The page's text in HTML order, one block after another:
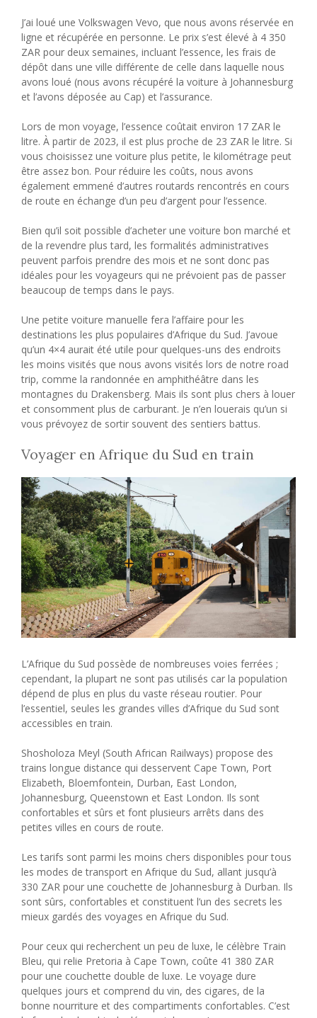
J’ai loué une Volkswagen Vevo, que nous avons réservée en
ligne et récupérée en personne. Le prix s’est élevé à 4 350
ZAR pour deux semaines, incluant l’essence, les frais de
dépôt dans une ville différente de celle dans laquelle nous
avons loué (nous avons récupéré la voiture à Johannesburg
et l’avons déposée au Cap) et l’assurance.
Lors de mon voyage, l’essence coûtait environ 17 ZAR le
litre. À partir de 2023, il est plus proche de 23 ZAR le litre. Si
vous choisissez une voiture plus petite, le kilométrage peut
être assez bon. Pour réduire les coûts, nous avons
également emmené d’autres routards rencontrés en cours
de route en échange d’un peu d’argent pour l’essence.
Bien qu’il soit possible d’acheter une voiture bon marché et
de la revendre plus tard, les formalités administratives
peuvent parfois prendre des mois et ne sont donc pas
idéales pour les voyageurs qui ne prévoient pas de passer
beaucoup de temps dans le pays.
Une petite voiture manuelle fera l’affaire pour les
destinations les plus populaires d’Afrique du Sud. J’avoue
qu’un 4×4 aurait été utile pour quelques-uns des endroits
les moins visités que nous avons visités lors de notre road
trip, comme la randonnée en amphithéâtre dans les
montagnes du Drakensberg. Mais ils sont plus chers à louer
et consomment plus de carburant. Je n’en louerais qu’un si
vous prévoyez de sortir souvent des sentiers battus.
Voyager en Afrique du Sud en train
L’Afrique du Sud possède de nombreuses voies ferrées ;
cependant, la plupart ne sont pas utilisés car la population
dépend de plus en plus du vaste réseau routier. Pour
l’essentiel, seules les grandes villes d’Afrique du Sud sont
accessibles en train.
Shosholoza Meyl (South African Railways) propose des
trains longue distance qui desservent Cape Town, Port
Elizabeth, Bloemfontein, Durban, East London,
Johannesburg, Queenstown et East London. Ils sont
confortables et sûrs et font plusieurs arrêts dans des
petites villes en cours de route.
Les tarifs sont parmi les moins chers disponibles pour tous
les modes de transport en Afrique du Sud, allant jusqu’à
330 ZAR pour une couchette de Johannesburg à Durban. Ils
sont sûrs, confortables et constituent l’un des secrets les
mieux gardés des voyages en Afrique du Sud.
Pour ceux qui recherchent un peu de luxe, le célèbre Train
Bleu, qui relie Pretoria à Cape Town, coûte 41 380 ZAR
pour une couchette double de luxe. Le voyage dure
quelques jours et comprend du vin, des cigares, de la
bonne nourriture et des compartiments confortables. C’est